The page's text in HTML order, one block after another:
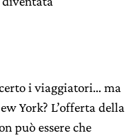
i viaggiatori… ma
York? L’offerta della
può essere che